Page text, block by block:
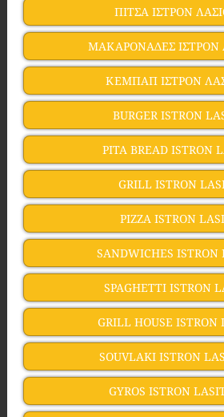
ΠΙΤΣΑ ΙΣΤΡΟΝ
ΜΑΚΑΡΟΝΑΔΕΣ ΙΣΤΡΟΝ
ΚΕΜΠΑΠ ΙΣΤΡΟΝ
BURGER ISTRON
PITA BREAD ISTRON
GRILL ISTRON
PIZZA ISTRON
SANDWICHES
SPAGHETTI ISTRON
GRILL HOUSE ISTRON
SOUVLAKI ISTRON
GYROS ISTRON